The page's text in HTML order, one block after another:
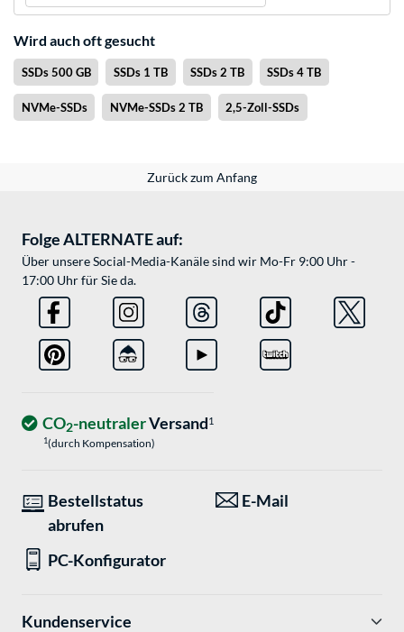
Wird auch oft gesucht
SSDs 500 GB SSDs 1 TB SSDs 2 TB SSDs 4 TB
NVMe-SSDs NVMe-SSDs 2 TB 2,5-Zoll-SSDs
Zurück zum Anfang
Folge ALTERNATE auf:
Über unsere Social-Media-Kanäle sind wir Mo-Fr 9:00 Uhr -
17:00 Uhr für Sie da.
CO2-neutralerVersand1
1(durch Kompensation)
Bestellstatus
abrufen
E-Mail
PC-Konfigurator
Kundenservice